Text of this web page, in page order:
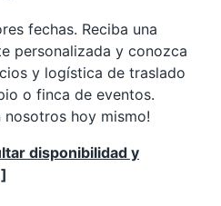
fechas. Reciba una
personalizada y conozca
y logística de traslado
o finca de eventos.
nosotros hoy mismo!
disponibilidad y
]